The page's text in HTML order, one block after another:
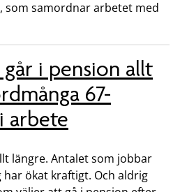
som samordnar arbetet med
går i pension allt
67-
arbete
längre. Antalet som jobbar
har ökat kraftigt. Och aldrig